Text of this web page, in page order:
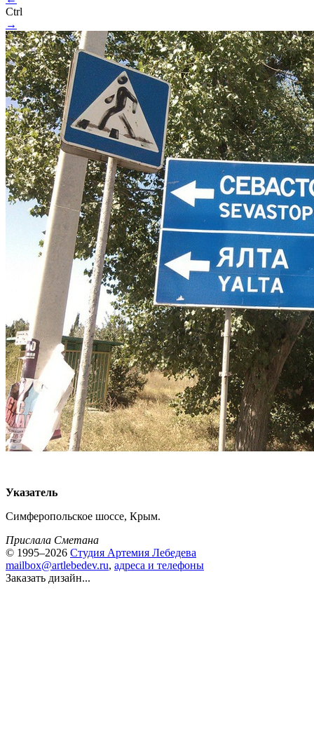
Ctrl
→
Указатель
Симферопольское шоссе, Крым.
Прислала Сметана
© 1995–2026 Студия Артемия Лебедева
mailbox@artlebedev.ru, адреса и телефоны
Заказать дизайн...